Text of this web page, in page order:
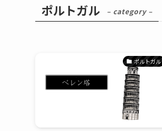
ポルトガル – category –
ポルトガル